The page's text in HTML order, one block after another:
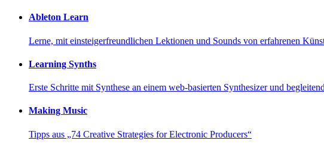
Ableton Learn
Lerne, mit einsteigerfreundlichen Lektionen und Sounds von erfahrenen
Learning Synths
Erste Schritte mit Synthese an einem web-basierten Synthesizer und
Making Music
Tipps aus „74 Creative Strategies for Electronic Producers“